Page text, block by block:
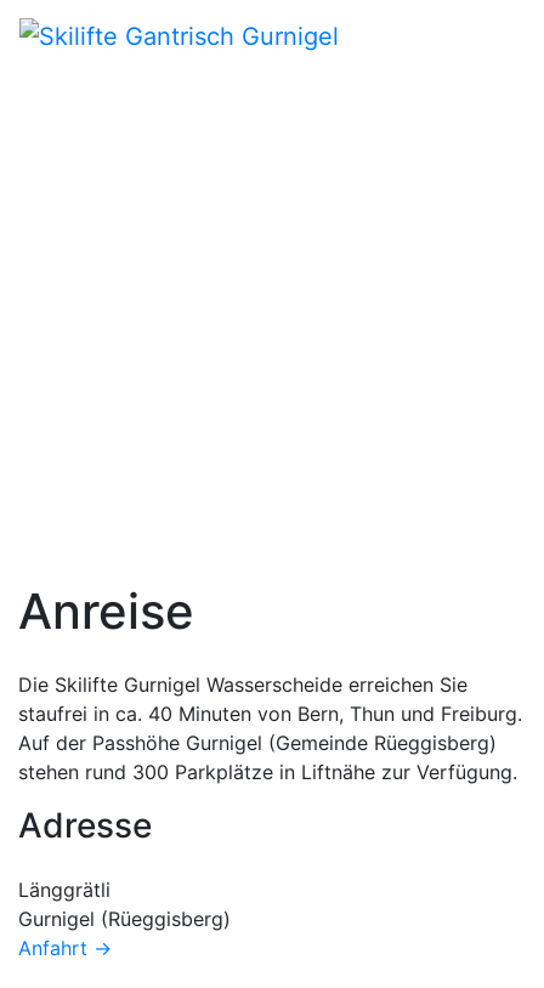
Anreise
Die Skilifte Gurnigel Wasserscheide erreichen Sie
staufrei in ca. 40 Minuten von Bern, Thun und Freiburg.
Auf der Passhöhe Gurnigel (Gemeinde Rüeggisberg)
stehen rund 300 Parkplätze in Liftnähe zur Verfügung.
Adresse
Länggrätli
Gurnigel (Rüeggisberg)
Anfahrt →